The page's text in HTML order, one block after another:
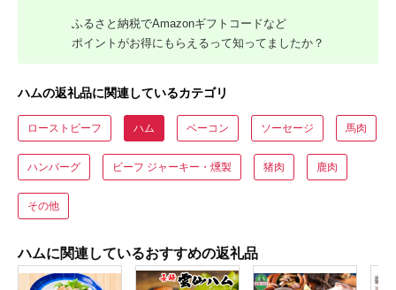
ふるさと納税でAmazonギフトコードなど
ポイントがお得にもらえるって知ってましたか？
ハムの返礼品に関連しているカテゴリ
ローストビーフ ハム ベーコン ソーセージ 馬肉
ハンバーグ ビーフ ジャーキー・燻製 猪肉 鹿肉
その他
ハムに関連しているおすすめの返礼品